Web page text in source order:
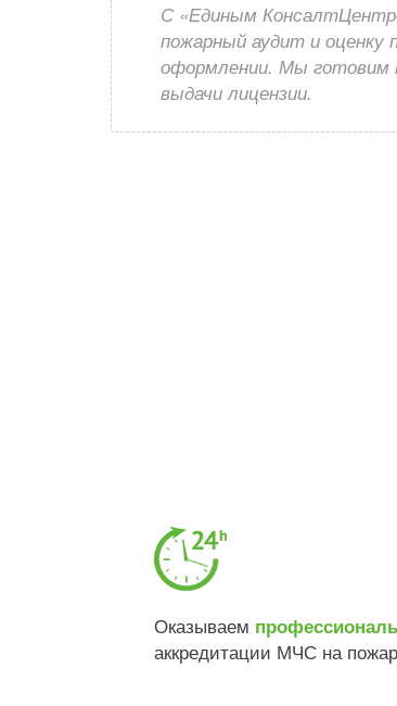
С «Единым
пожарный аудит и оценку
оформлении. Мы готовим
выдачи лицензии.
Оказываем
аккредитации МЧС на